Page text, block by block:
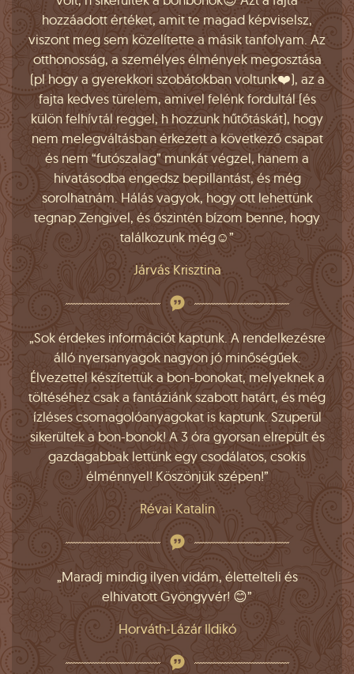
hozzáadott értéket, amit te magad képviselsz,
viszont meg sem közelítette a másik tanfolyam. Az
otthonosság, a személyes élmények megosztása
(pl hogy a gyerekkori szobátokban voltunk❤️), az a
fajta kedves türelem, amivel felénk fordultál (és
külön felhívtál reggel, h hozzunk hűtőtáskát), hogy
nem melegváltásban érkezett a következő csapat
és nem “futószalag” munkát végzel, hanem a
hivatásodba engedsz bepillantást, és még
sorolhatnám. Hálás vagyok, hogy ott lehettünk
tegnap Zengivel, és őszintén bízom benne, hogy
találkozunk még☺️”
Járvás Krisztina
„Sok érdekes információt kaptunk. A rendelkezésre
álló nyersanyagok nagyon jó minőségűek.
Élvezettel készítettük a bon-bonokat, melyeknek a
töltéséhez csak a fantáziánk szabott határt, és még
ízléses csomagolóanyagokat is kaptunk. Szuperül
sikerültek a bon-bonok! A 3 óra gyorsan elrepült és
gazdagabbak lettünk egy csodálatos, csokis
élménnyel! Köszönjük szépen!”
Révai Katalin
„Maradj mindig ilyen vidám, élettelteli és
elhivatott Gyöngyvér! 😊”
Horváth-Lázár Ildikó